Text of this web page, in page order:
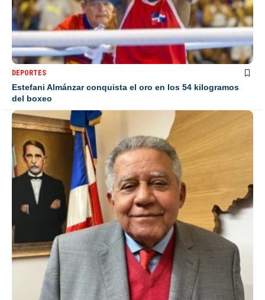
DEPORTES
Estefani Almánzar conquista el oro en los 54 kilogramos
del boxeo